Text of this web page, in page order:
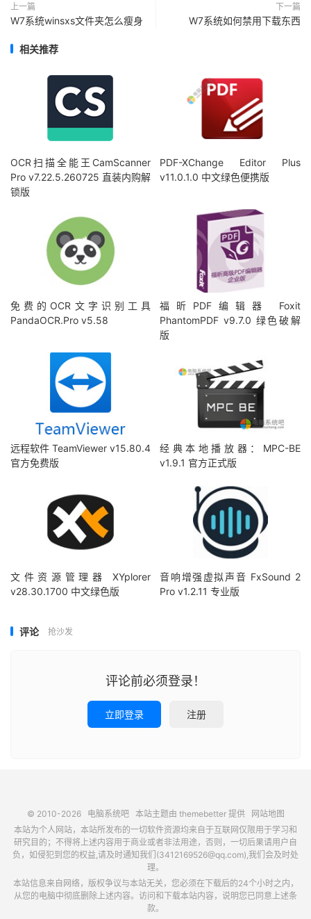
上一篇
W7系统winsxs文件夹怎么瘦身
下一篇
W7系统如何禁用下载东西
相关推荐
OCR扫描全能王CamScanner
Pro v7.22.5.260725 直装内购解
锁版
PDF-XChange Editor Plus
v11.0.1.0 中文绿色便携版
免费的OCR文字识别工具
PandaOCR.Pro v5.58
福昕PDF编辑器 Foxit
PhantomPDF v9.7.0 绿色破解
版
远程软件 TeamViewer v15.80.4
官方免费版
经典本地播放器：MPC-BE
v1.9.1 官方正式版
文件资源管理器 XYplorer
v28.30.1700 中文绿色版
音响增强虚拟声音 FxSound 2
Pro v1.2.11 专业版
评论 抢沙发
评论前必须登录！
立即登录 注册
© 2010-2026 电脑系统吧本站主题由 themebetter提供 网站地图
本站为个人网站，本站所发布的一切软件资源均来自于互联网仅限用于学习和
研究目的；不得将上述内容用于商业或者非法用途，否则，一切后果请用户自
负，如侵犯到您的权益,请及时通知我们(3412169526@qq.com),我们会及时处
理。
本站信息来自网络，版权争议与本站无关，您必须在下载后的24个小时之内，
从您的电脑中彻底删除上述内容。访问和下载本站内容，说明您已同意上述条
款。